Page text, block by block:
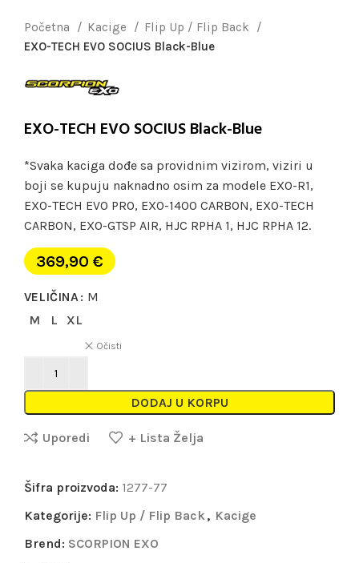
Početna Kacige
Flip Up / Flip Back
EXO-TECH EVO SOCIUS Black-Blue
EXO-TECH EVO SOCIUS Black-Blue
*Svaka kaciga dođe sa providnim vizirom, viziri u
boji se kupuju naknadno osim za modele EXO-R1,
EXO-TECH EVO PRO, EXO-1400 CARBON, EXO-TECH
CARBON, EXO-GTSP AIR, HJC RPHA 1, HJC RPHA 12.
369,90 €
VELIČINA
M
M
L XL
Očisti
DODAJ U KORPU
Uporedi + Lista Želja
Šifra proizvoda: 1277-77
Kategorije: Flip Up / Flip Back, Kacige
Brend: SCORPION EXO